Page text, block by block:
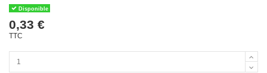
Disponible
0,33 €
TTC